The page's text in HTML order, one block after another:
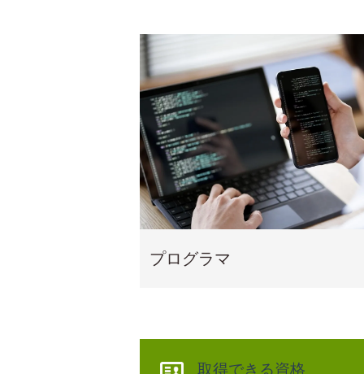
プログラマ
取得できる資格